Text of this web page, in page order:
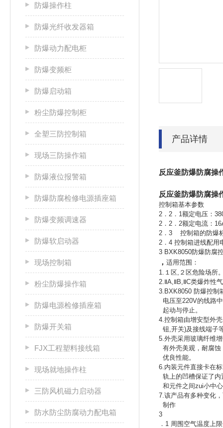
防爆操作柱
防爆光纤收发器箱
防爆动力配电柜
防爆变频柜
防爆启动箱
粉尘防爆控制柜
全塑三防控制箱
现场三防操作箱
防爆液位报警箱
防爆防腐检修电源插座箱
防爆变频调速器
防爆软启动器
现场控制箱
粉尘防爆操作箱
防爆电源检修插座箱
防爆开关箱
FJX工程塑料接线箱
现场就地操作柱
三防风机磁力启动器
防水防尘防腐动力配电箱
产品详情
反应釜防爆防腐操
反应釜防爆防腐操
控制箱基本参数
2．2．1额定电压：
2．2．2额定电流：
2．3 控制箱的防爆
2．4 控制箱进线配用
3 BXK8050防爆防腐
， 适用范围：
1.１区,２区危险场所
2.ⅡA,ⅡB,ⅡC类爆炸性
3.BXK8050 防爆控制
电压至220V的线路
起动与停止。
4.控制箱由增安型外
钮,开关)及接线端子
5.外壳采用玻璃纤维
有外壳美观，耐腐
优良性能。
6.内装元件直接卡在
轨上的凹槽保证了
和元件之间zui小中
7.该产品有多种变化
制作
3
．1 周围空气温度上